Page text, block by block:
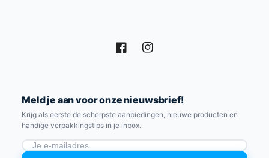
FacebookInstagram
Meld je aan voor onze nieuwsbrief!
Krijg als eerste de scherpste aanbiedingen, nieuwe producten en
handige verpakkingstips in je inbox.